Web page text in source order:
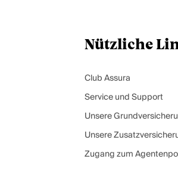
Nützliche
Club Assura
Service und Support
Unsere
Unsere
Zugang zum